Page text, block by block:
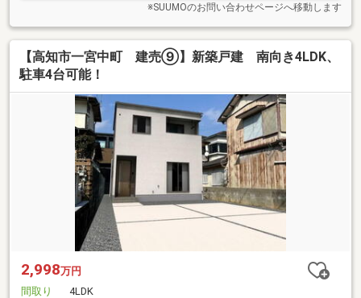
※SUUMOのお問い合わせページへ移動します
【高知市一宮中町 建売⑨】新築戸建 南向き4LDK、
駐車4台可能！
2,998万円
間取り
4LDK